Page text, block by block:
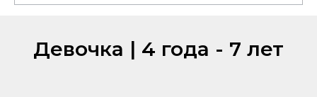
Девочка | 4 года - 7 лет